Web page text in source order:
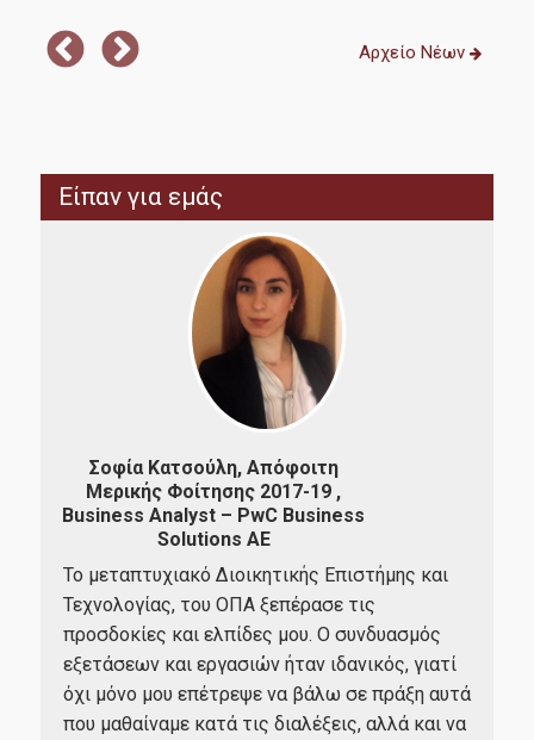
Διπλωματικές Εργασίες
Διασφάλιση Ποιότητας
Πολιτική Ποιότητας
Διαδικασία Διαχείρισης Παραπόνων
Λίστες Κατάταξης και Πιστοποιήσεις
Αξιολόγηση Εκπαιδευτικού Έργου
ΜΟ.ΔΙ.Π
Νέα
Επικοινωνία
Αρχείο Νέων
Είπαν για εμάς
Σοφία Κατσούλη, Απόφοιτη
Μερικής Φοίτησης 2017-19 ,
Business Analyst – PwC Business
Solutions ΑΕ
Το μεταπτυχιακό Διοικητικής Επιστήμης και
Τεχνολογίας, του ΟΠΑ ξεπέρασε τις
προσδοκίες και ελπίδες μου. Ο συνδυασμός
εξετάσεων και εργασιών ήταν ιδανικός, γιατί
όχι μόνο μου επέτρεψε να βάλω σε πράξη αυτά
που μαθαίναμε κατά τις διαλέξεις, αλλά και να